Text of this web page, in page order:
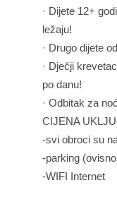
· Dijete 12+
ležaju!
· Drugo dijete
· Dječji
po danu!
· Odbitak za
CIJENA
-svi obroci su
-parking
-WIFI Internet